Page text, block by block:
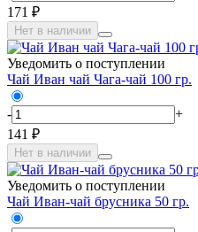
171 ₽
Нет в наличии
Уведомить о поступлении
Чай Иван чай Чага-чай 100 гр.
-
+
141 ₽
Нет в наличии
Уведомить о поступлении
Чай Иван-чай брусника 50 гр.